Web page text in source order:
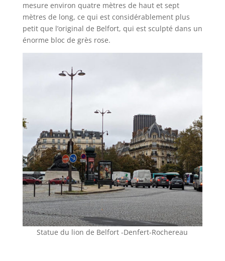
mesure environ quatre mètres de haut et sept
mètres de long, ce qui est considérablement plus
petit que l’original de Belfort, qui est sculpté dans un
énorme bloc de grès rose.
Statue du lion de Belfort -Denfert-Rochereau